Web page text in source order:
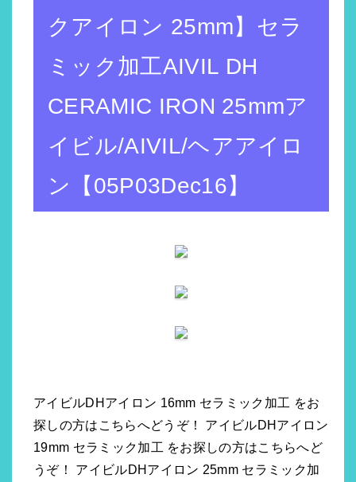
クアイロン 25mm】セラ
ミック加工AIVIL DH
CERAMIC IRON 25mmア
イビル/AIVIL/ヘアアイロ
ン【05P03Dec16】
アイビルDHアイロン 16mm セラミック加工 をお
探しの方はこちらへどうぞ！ アイビルDHアイロン
19mm セラミック加工 をお探しの方はこちらへど
うぞ！ アイビルDHアイロン 25mm セラミック加